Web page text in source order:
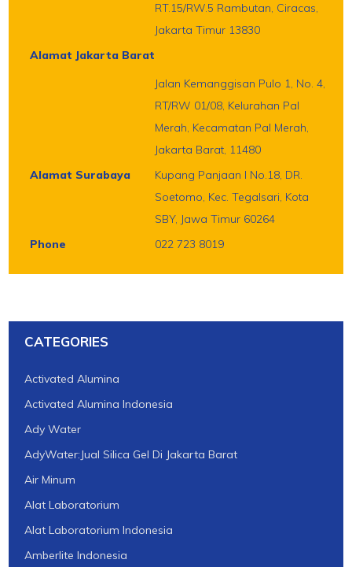
RT.15/RW.5 Rambutan, Ciracas,
Jakarta Timur 13830
Alamat Jakarta Barat
Jalan Kemanggisan Pulo 1, No. 4,
RT/RW 01/08, Kelurahan Pal
Merah, Kecamatan Pal Merah,
Jakarta Barat, 11480
Alamat Surabaya
Kupang Panjaan I No.18, DR.
Soetomo, Kec. Tegalsari, Kota
SBY, Jawa Timur 60264
Phone
022 723 8019
CATEGORIES
Activated Alumina
Activated Alumina Indonesia
Ady Water
AdyWater:Jual Silica Gel Di Jakarta Barat
Air Minum
Alat Laboratorium
Alat Laboratorium Indonesia
Amberlite Indonesia